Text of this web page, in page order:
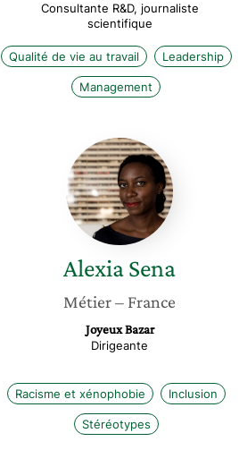
Consultante R&D, journaliste
scientifique
Qualité de vie au travail Leadership
Management
Alexia
Sena
AlexiaSena
Métier– France
Joyeux Bazar
Dirigeante
Racisme et xénophobie Inclusion
Stéréotypes